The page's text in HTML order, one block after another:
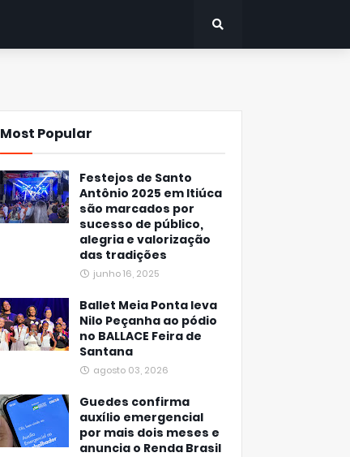
Most Popular
Festejos de Santo
Antônio 2025 em Itiúca
são marcados por
sucesso de público,
alegria e valorização
das tradições
junho 16, 2025
Ballet Meia Ponta leva
Nilo Peçanha ao pódio
no BALLACE Feira de
Santana
agosto 03, 2026
Guedes confirma
auxílio emergencial
por mais dois meses e
anuncia o Renda Brasil